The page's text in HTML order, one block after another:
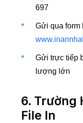
697
Gửi qua form
Gửi trực tiếp
lượng lớn
6. Trường
File In